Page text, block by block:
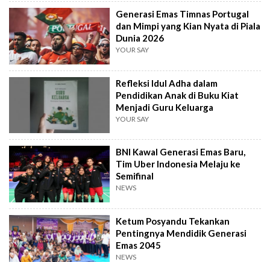
Generasi Emas Timnas Portugal
dan Mimpi yang Kian Nyata di Piala
Dunia 2026
YOUR SAY
Refleksi Idul Adha dalam
Pendidikan Anak di Buku Kiat
Menjadi Guru Keluarga
YOUR SAY
BNI Kawal Generasi Emas Baru,
Tim Uber Indonesia Melaju ke
Semifinal
NEWS
Ketum Posyandu Tekankan
Pentingnya Mendidik Generasi
Emas 2045
NEWS